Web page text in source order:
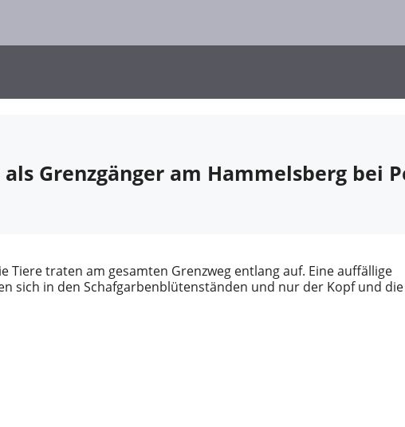
Grenzgänger am Hammelsberg bei
Tiere traten am gesamten Grenzweg entlang auf. Eine auffällige
sich in den Schafgarbenblütenständen und nur der Kopf und die